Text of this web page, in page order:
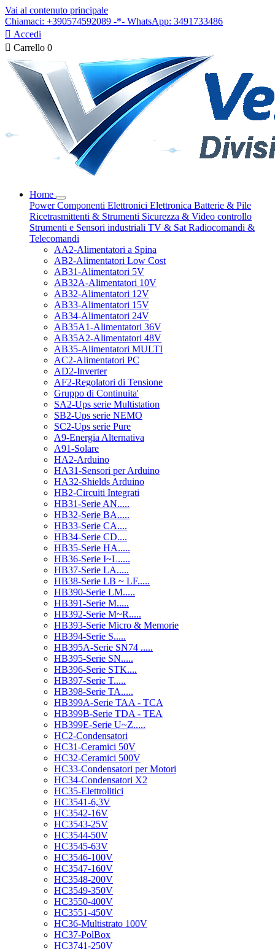
Vai al contenuto principale
Chiamaci: +390574592089 -*- WhatsApp: 3491733486
 Accedi
 Carrello 0
Home
PowerComponenti Elettronici Elettronica Batterie & Pile
Ricetrasmittenti & Strumenti Sicurezza & Video controllo
Strumenti e Sensori industriali TV & Sat Radiocomandi &
Telecomandi
AA2-Alimentatori a Spina
AB2-Alimentatori Low Cost
AB31-Alimentatori 5V
AB32A-Alimentatori 10V
AB32-Alimentatori 12V
AB33-Alimentatori 15V
AB34-Alimentatori 24V
AB35A1-Alimentatori 36V
AB35A2-Alimentatori 48V
AB35-Alimentatori MULTI
AC2-Alimentatori PC
AD2-Inverter
AF2-Regolatori di Tensione
Gruppo di Continuita'
SA2-Ups serie Multistation
SB2-Ups serie NEMO
SC2-Ups serie Pure
A9-Energia Alternativa
A91-Solare
HA2-Arduino
HA31-Sensori per Arduino
HA32-Shields Arduino
HB2-Circuiti Integrati
HB31-Serie AN.....
HB32-Serie BA.....
HB33-Serie CA....
HB34-Serie CD....
HB35-Serie HA.....
HB36-Serie I~L.....
HB37-Serie LA.....
HB38-Serie LB ~ LF.....
HB390-Serie LM.....
HB391-Serie M.....
HB392-Serie M~R.....
HB393-Serie Micro & Memorie
HB394-Serie S.....
HB395A-Serie SN74 .....
HB395-Serie SN.....
HB396-Serie STK....
HB397-Serie T.....
HB398-Serie TA.....
HB399A-Serie TAA - TCA
HB399B-Serie TDA - TEA
HB399E-Serie U~Z.....
HC2-Condensatori
HC31-Ceramici 50V
HC32-Ceramici 500V
HC33-Condensatori per Motori
HC34-Condensatori X2
HC35-Elettrolitici
HC3541-6,3V
HC3542-16V
HC3543-25V
HC3544-50V
HC3545-63V
HC3546-100V
HC3547-160V
HC3548-200V
HC3549-350V
HC3550-400V
HC3551-450V
HC36-Multistrato 100V
HC37-PolBox
HC3741-250V